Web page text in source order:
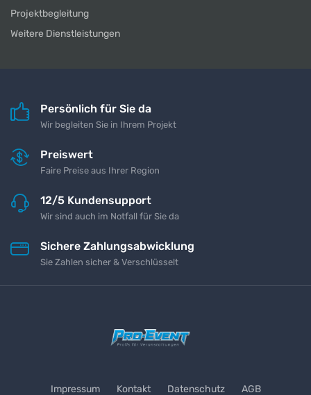
Projektbegleitung
Weitere Dienstleistungen
Persönlich für Sie da
Wir begleiten Sie in Ihrem Projekt
Preiswert
Faire Preise aus Ihrer Region
12/5 Kundensupport
Wir sind auch im Notfall für Sie da
Sichere Zahlungsabwicklung
Sie Zahlen sicher & Verschlüsselt
Impressum Kontakt Datenschutz AGB